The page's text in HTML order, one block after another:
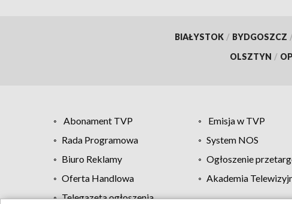
BIAŁYSTOK / BYDGOSZCZ
OLSZTYN /
Abonament TVP Emisja w TVP
Rada Programowa
System NOS
Biuro Reklamy
Ogłoszenie
Oferta Handlowa
Akademia
Telegazeta ogłoszenia